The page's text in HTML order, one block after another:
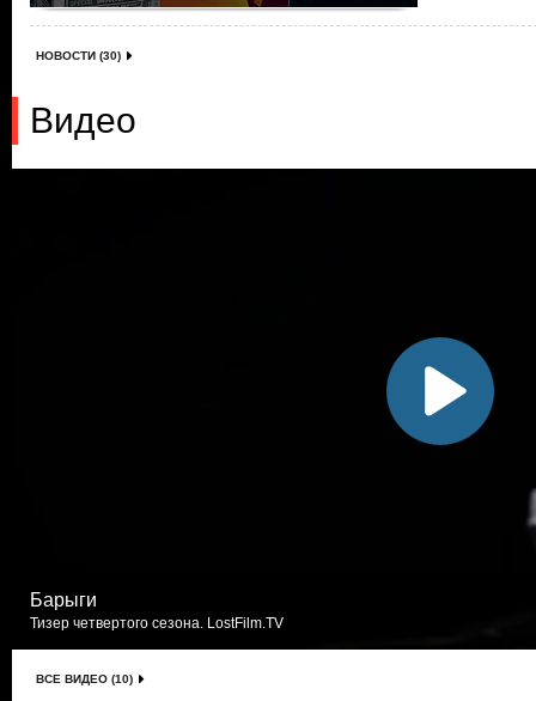
НОВОСТИ (30)
Видео
Барыги
Тизер четвертого сезона. LostFilm.TV
ВСЕ ВИДЕО (10)